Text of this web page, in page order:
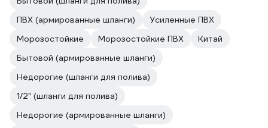
ПВХ (армированные шланги)
Усиленные ПВХ
Морозостойкие
Морозостойкие ПВХ
Китай
Бытовой (армированные шланги)
Недорогие (шланги для полива)
1/2" (шланги для полива)
Недорогие (армированные шланги)